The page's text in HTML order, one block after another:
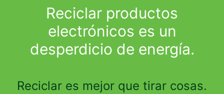
Reciclar productos
electrónicos es un
desperdicio de energía.
Reciclar es mejor que tirar cosas.